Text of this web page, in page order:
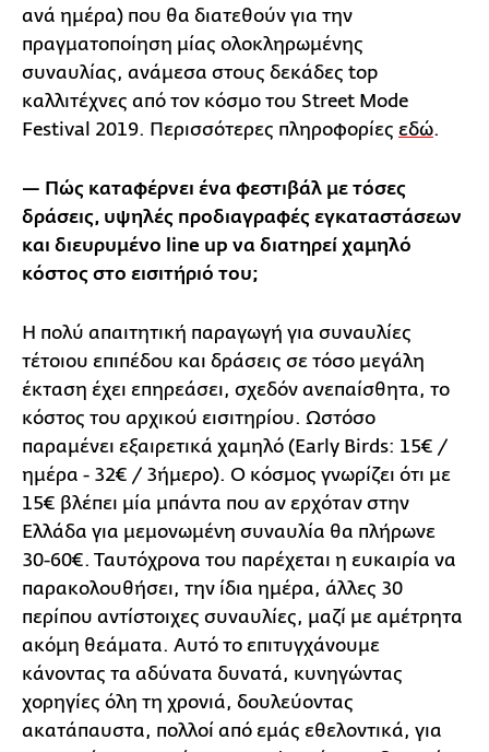
ανά ημέρα) που θα διατεθούν για την
πραγματοποίηση μίας ολοκληρωμένης
συναυλίας, ανάμεσα στους δεκάδες top
καλλιτέχνες από τον κόσμο του Street Mode
Festival 2019. Περισσότερες πληροφορίες εδώ.
— Πώς καταφέρνει ένα φεστιβάλ με τόσες
δράσεις, υψηλές προδιαγραφές εγκαταστάσεων
και διευρυμένο line up να διατηρεί χαμηλό
κόστος στο εισιτήριό του;
Η πολύ απαιτητική παραγωγή για συναυλίες
τέτοιου επιπέδου και δράσεις σε τόσο μεγάλη
έκταση έχει επηρεάσει, σχεδόν ανεπαίσθητα, το
κόστος του αρχικού εισιτηρίου. Ωστόσο
παραμένει εξαιρετικά χαμηλό (Early Birds: 15€ /
ημέρα - 32€ / 3ήμερο). Ο κόσμος γνωρίζει ότι με
15€ βλέπει μία μπάντα που αν ερχόταν στην
Ελλάδα για μεμονωμένη συναυλία θα πλήρωνε
30-60€. Ταυτόχρονα του παρέχεται η ευκαιρία να
παρακολουθήσει, την ίδια ημέρα, άλλες 30
περίπου αντίστοιχες συναυλίες, μαζί με αμέτρητα
ακόμη θεάματα. Αυτό το επιτυγχάνουμε
κάνοντας τα αδύνατα δυνατά, κυνηγώντας
χορηγίες όλη τη χρονιά, δουλεύοντας
ακατάπαυστα, πολλοί από εμάς εθελοντικά, για